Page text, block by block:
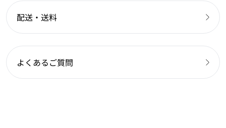
配送・送料
よくあるご質問